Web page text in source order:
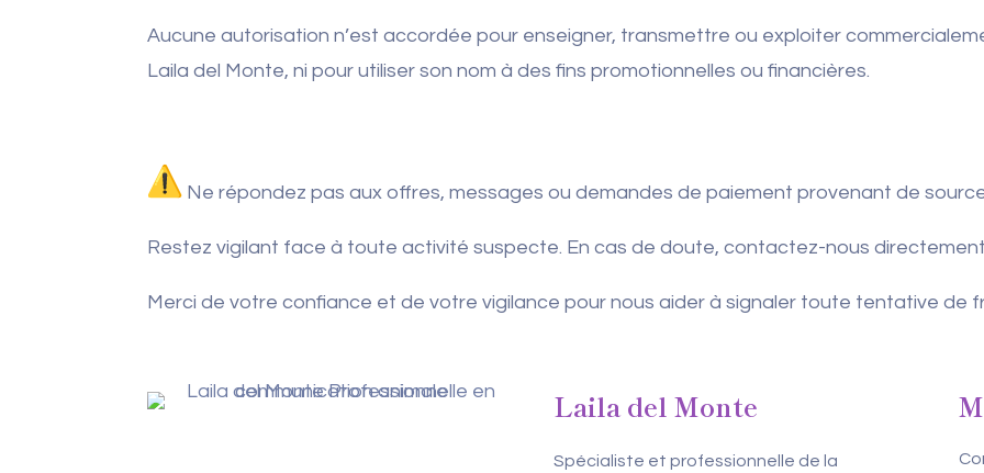
Aucune autorisation n’est accordée pour enseigner, transmettre ou exploiter
Laila del Monte, ni pour utiliser son nom à des fins promotionnelles ou financières.
Ne répondez pas aux offres, messages ou demandes de paiement provenant de
Restez vigilant face à toute activité suspecte. En cas de doute, contactez-nous
Merci de votre confiance et de votre vigilance pour nous aider à signaler toute tentative de
Laila del Monte
Spécialiste et professionnelle de la